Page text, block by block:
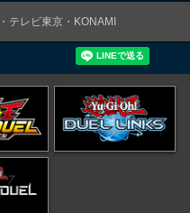
テレビ東京・KONAMI